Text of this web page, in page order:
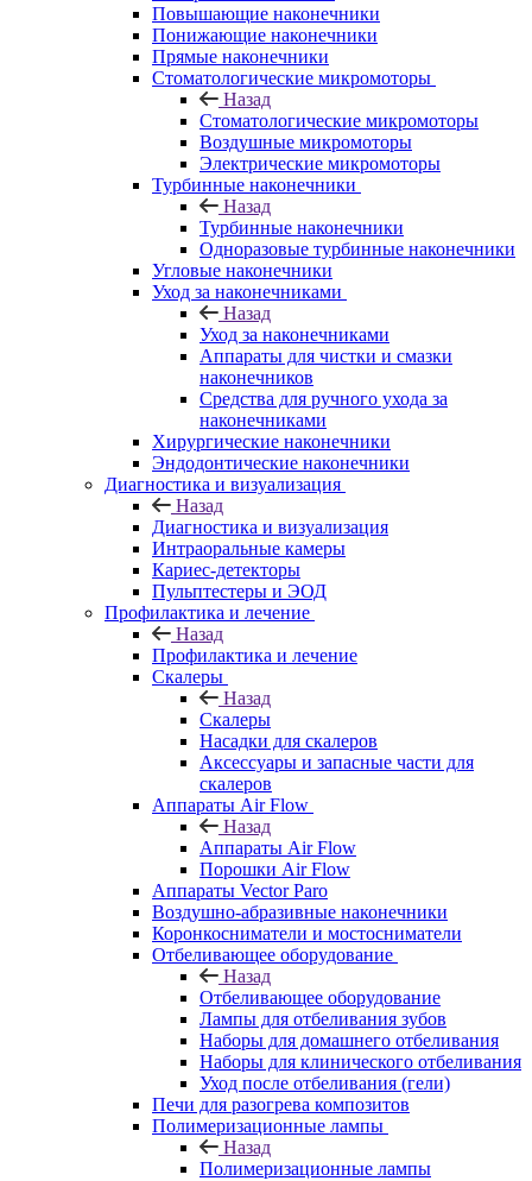
Повышающие наконечники
Понижающие наконечники
Прямые наконечники
Стоматологические микромоторы
Назад
Стоматологические микромоторы
Воздушные микромоторы
Электрические микромоторы
Турбинные наконечники
Назад
Турбинные наконечники
Одноразовые турбинные наконечники
Угловые наконечники
Уход за наконечниками
Назад
Уход за наконечниками
Аппараты для чистки и смазки
наконечников
Средства для ручного ухода за
наконечниками
Хирургические наконечники
Эндодонтические наконечники
Диагностика и визуализация
Назад
Диагностика и визуализация
Интраоральные камеры
Кариес-детекторы
Пульптестеры и ЭОД
Профилактика и лечение
Назад
Профилактика и лечение
Скалеры
Назад
Скалеры
Насадки для скалеров
Аксессуары и запасные части для
скалеров
Аппараты Air Flow
Назад
Аппараты Air Flow
Порошки Air Flow
Аппараты Vector Paro
Воздушно-абразивные наконечники
Коронкосниматели и мостосниматели
Отбеливающее оборудование
Назад
Отбеливающее оборудование
Лампы для отбеливания зубов
Наборы для домашнего отбеливания
Наборы для клинического отбеливания
Уход после отбеливания (гели)
Печи для разогрева композитов
Полимеризационные лампы
Назад
Полимеризационные лампы